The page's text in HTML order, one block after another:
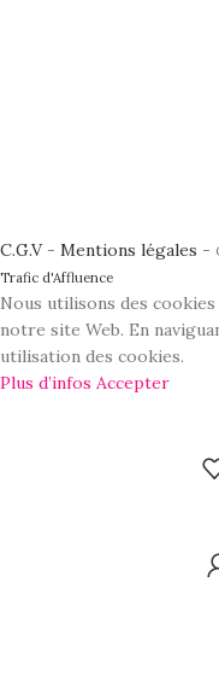
C.G.V- Mentions légales -
Trafic d'Affluence
Nous utilisons des
notre site Web. En
utilisation des cookies.
Plus d’infos Accepter